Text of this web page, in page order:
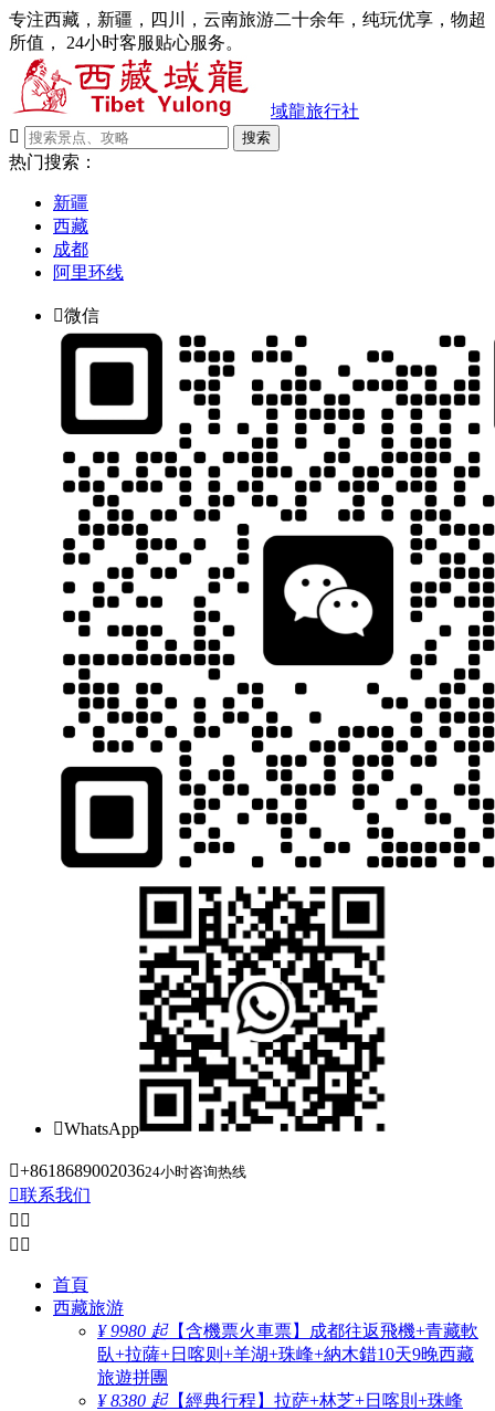
专注西藏，新疆，四川，云南旅游二十余年，纯玩优享，物超
所值， 24小时客服贴心服务。
域龍旅行社

搜索
热门搜索：
新疆
西藏
成都
阿里环线
微信
WhatsApp
+861868900203624小时咨询热线
联系我们
 
 
首頁
西藏旅游
¥ 9980 起【含機票火車票】成都往返飛機+青藏軟
臥+拉薩+日喀则+羊湖+珠峰+納木錯10天9晚西藏
旅遊拼團
¥ 8380 起【經典行程】拉萨+林芝+日喀則+珠峰